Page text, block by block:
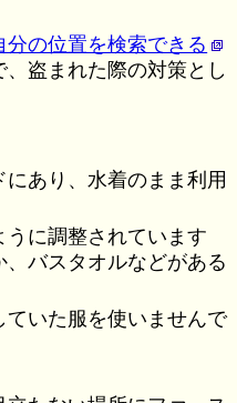
分の位置を検索できる
、盗まれた際の対策とし
あり、水着のまま利用
に調整されています
バスタオルなどがある
いた服を使いませんで